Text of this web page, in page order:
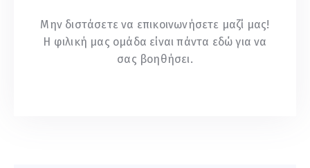
Μην διστάσετε να επικοινωνήσετε μαζί μας!
Η φιλική μας ομάδα είναι πάντα εδώ για να
σας βοηθήσει.